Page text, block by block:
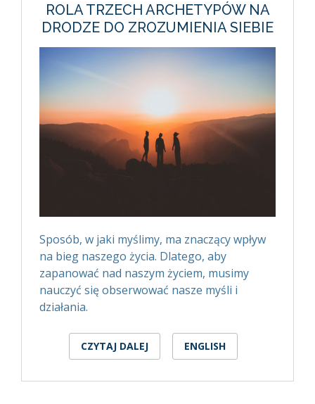
ROLA TRZECH ARCHETYPÓW NA
DRODZE DO ZROZUMIENIA SIEBIE
Sposób, w jaki myślimy, ma znaczący wpływ
na bieg naszego życia. Dlatego, aby
zapanować nad naszym życiem, musimy
nauczyć się obserwować nasze myśli i
działania.
CZYTAJ DALEJ
WPIS ROLA TRZECH
ARCHETYPÓW NA DRODZE
ENGLISH